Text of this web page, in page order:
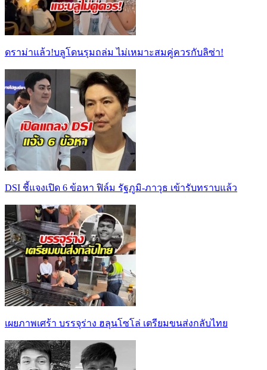
ดราม่าแล้ว!บลูโดนรุมถล่ม ไม่เหมาะสมคู่ควรกับลิซ่า!
DSI ชี้แจงเปิด 6 ข้อหา ฟิล์ม รัฐภูมิ-ภาวุธ เข้ารับทราบแล้ว
เผยภาพเศร้า บรรจุร่าง ฮลุนโซโล่ เตรียมขนส่งกลับไทย